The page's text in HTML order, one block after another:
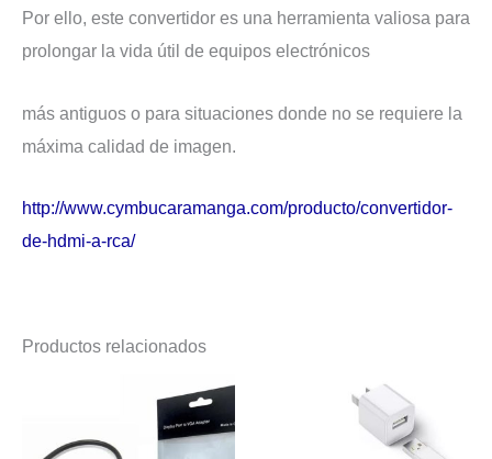
Por ello, este convertidor es una herramienta valiosa para
prolongar la vida útil de equipos electrónicos
más antiguos o para situaciones donde no se requiere la
máxima calidad de imagen.
http://www.cymbucaramanga.com/producto/convertidor-
de-hdmi-a-rca/
Productos relacionados